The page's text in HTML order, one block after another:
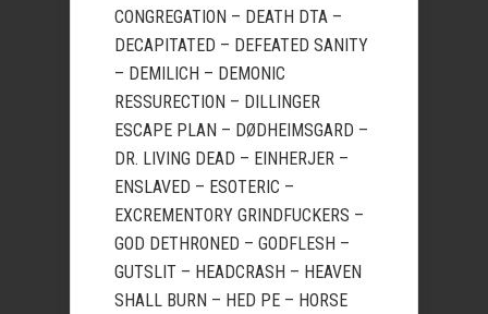
CONGREGATION – DEATH DTA –
DECAPITATED – DEFEATED SANITY
– DEMILICH – DEMONIC
RESSURECTION – DILLINGER
ESCAPE PLAN – DØDHEIMSGARD –
DR. LIVING DEAD – EINHERJER –
ENSLAVED – ESOTERIC –
EXCREMENTORY GRINDFUCKERS –
GOD DETHRONED – GODFLESH –
GUTSLIT – HEADCRASH – HEAVEN
SHALL BURN – HED PE – HORSE